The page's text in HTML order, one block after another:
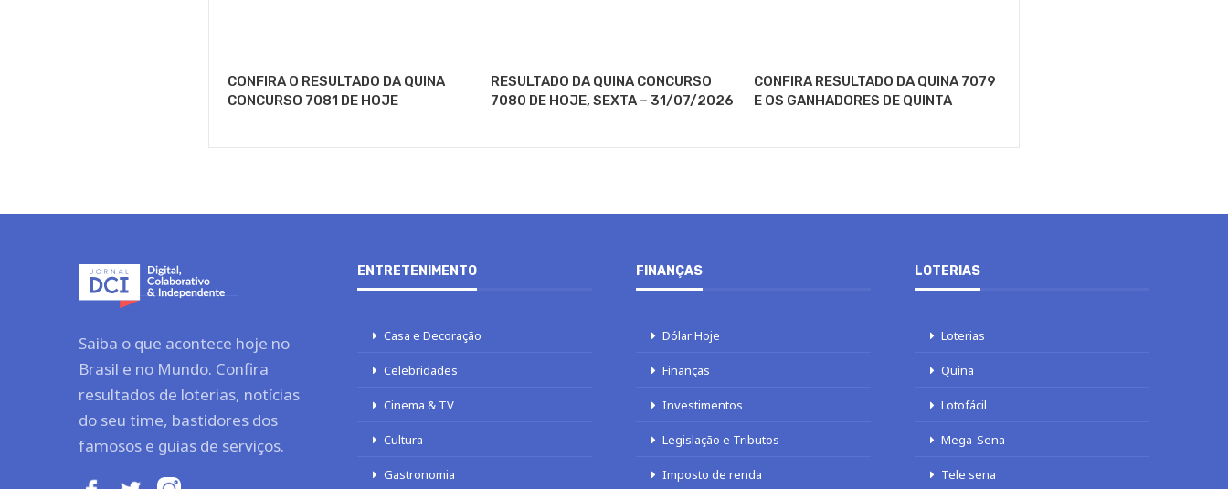
CONFIRA O RESULTADO DA QUINA
CONCURSO 7081 DE HOJE
RESULTADO DA QUINA CONCURSO
7080 DE HOJE, SEXTA – 31/07/2026
CONFIRA RESULTADO DA QUINA 7079
E OS GANHADORES DE QUINTA
Saiba o que acontece hoje no
Brasil e no Mundo. Confira
resultados de loterias, notícias
do seu time, bastidores dos
famosos e guias de serviços.
ENTRETENIMENTO
Casa e Decoração
Celebridades
Cinema & TV
Cultura
Gastronomia
FINANÇAS
Dólar Hoje
Finanças
Investimentos
Legislação e Tributos
Imposto de renda
LOTERIAS
Loterias
Quina
Lotofácil
Mega-Sena
Tele sena